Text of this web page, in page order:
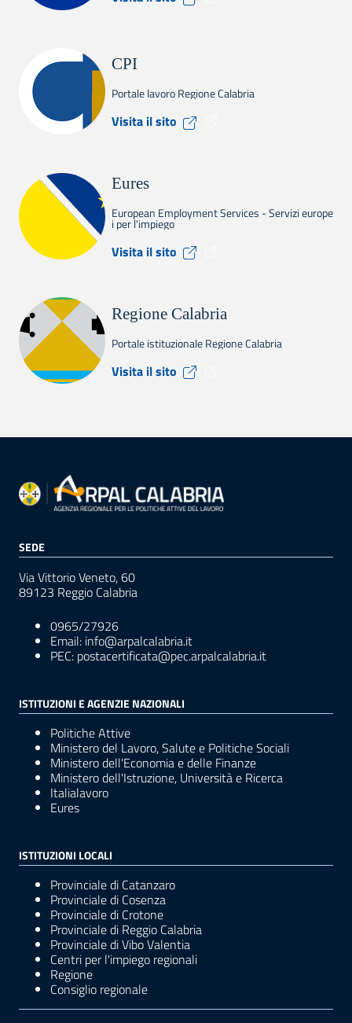
CPI
Portale lavoro Regione Calabria
Visita il sito
Eures
European Employment Services - Servizi europe
i per l'impiego
Visita il sito
Regione Calabria
Portale istituzionale Regione Calabria
Visita il sito
SEDE
Via Vittorio Veneto, 60
89123 Reggio Calabria
0965/27926
Email: info@arpalcalabria.it
PEC: postacertificata@pec.arpalcalabria.it
ISTITUZIONI E AGENZIE NAZIONALI
Politiche Attive
Ministero del Lavoro, Salute e Politiche Sociali
Ministero dell'Economia e delle Finanze
Ministero dell'Istruzione, Università e Ricerca
Italialavoro
Eures
ISTITUZIONI LOCALI
Provinciale di Catanzaro
Provinciale di Cosenza
Provinciale di Crotone
Provinciale di Reggio Calabria
Provinciale di Vibo Valentia
Centri per l'impiego regionali
Regione
Consiglio regionale